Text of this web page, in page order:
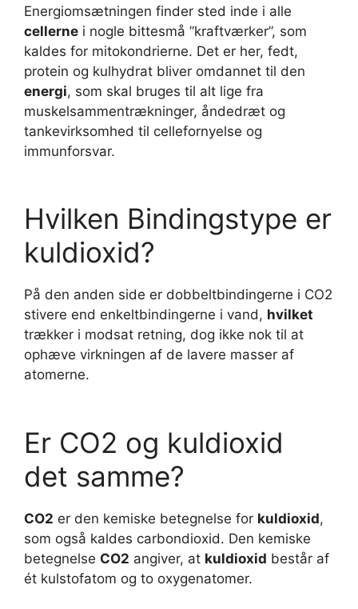
Energiomsætningen finder sted inde i alle
cellerne i nogle bittesmå ”kraftværker”, som
kaldes for mitokondrierne. Det er her, fedt,
protein og kulhydrat bliver omdannet til den
energi, som skal bruges til alt lige fra
muskelsammentrækninger, åndedræt og
tankevirksomhed til cellefornyelse og
immunforsvar.
Hvilken Bindingstype er
kuldioxid?
På den anden side er dobbeltbindingerne i CO2
stivere end enkeltbindingerne i vand, hvilket
trækker i modsat retning, dog ikke nok til at
ophæve virkningen af de lavere masser af
atomerne.
Er CO2 og kuldioxid
det samme?
CO2 er den kemiske betegnelse for kuldioxid,
som også kaldes carbondioxid. Den kemiske
betegnelse CO2 angiver, at kuldioxid består af
ét kulstofatom og to oxygenatomer.